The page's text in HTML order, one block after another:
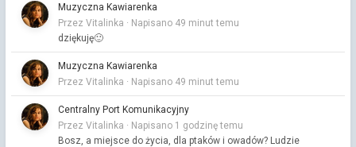
Muzyczna Kawiarenka
Przez Vitalinka · Napisano 49 minut temu
dziękuję🙂
Muzyczna Kawiarenka
Przez Vitalinka · Napisano 49 minut temu
Centralny Port Komunikacyjny
Przez Vitalinka · Napisano 1 godzinę temu
Bosz, a miejsce do życia, dla ptaków i owadów? Ludzie